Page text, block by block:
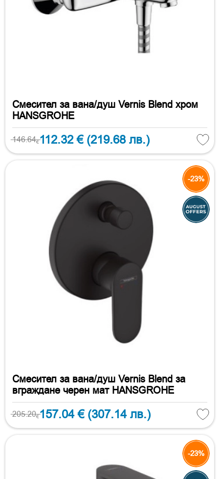
Смесител за вана/душ Vernis Blend хром
HANSGROHE
146.64€112.32 € (219.68 лв.)
-23%
Смесител за вана/душ Vernis Blend за
вграждане черен мат HANSGROHE
205.20€157.04 € (307.14 лв.)
-23%